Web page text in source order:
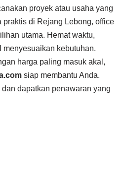
proyek atau usaha yang
praktis di Rejang Lebong, office
utama. Hemat waktu,
menyesuaikan kebutuhan.
harga paling masuk akal,
siap membantu Anda.
dapatkan penawaran yang